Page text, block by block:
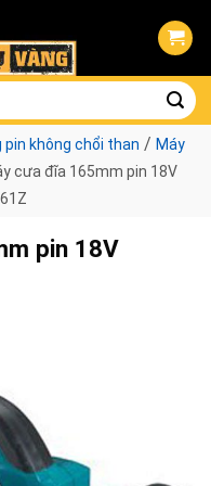
pin không chổi than / Máy
cưa đĩa 165mm pin 18V
pin 18V